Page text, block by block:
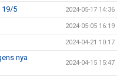
19/5 2024-05-17 14:36
2024-05-05 16:19
2024-04-21 10:17
nya
2024-04-15 15:47